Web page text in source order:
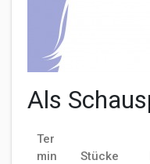
Als
Ter
min
Stücke